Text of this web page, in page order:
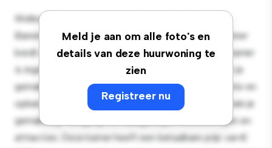
Meld je aan om alle foto's en
details van deze huurwoning te
zien
Registreer nu
Welkom bij je nieuwe toevluchtsoord in Rue Emile
Banning, 116, 1050, Bruxelles! Deze comfortabele kamer
biedt een rustige en persoonlijke leefruimte. Deze kamer
is ingericht met de essentiële benodigdheden voor je
gemak en biedt een comfortabel bed, een werkruimte en
opbergmogelijkheden. Dankzij de gunstige ligging heb je
gemakkelijk toegang tot nabijgelegen voorzieningen en
attracties. Deze kamer heeft een betaalbare prijs van €